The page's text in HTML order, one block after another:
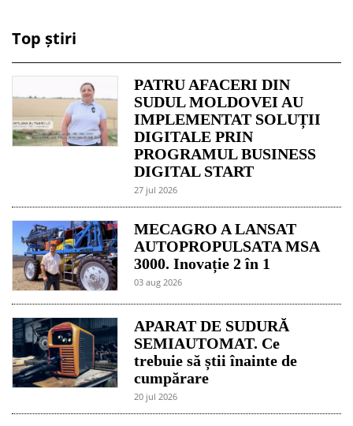
Top știri
PATRU AFACERI DIN
SUDUL MOLDOVEI AU
IMPLEMENTAT SOLUȚII
DIGITALE PRIN
PROGRAMUL BUSINESS
DIGITAL START
27 jul 2026
MECAGRO A LANSAT
AUTOPROPULSATA MSA
3000. Inovație 2 în 1
03 aug 2026
APARAT DE SUDURĂ
SEMIAUTOMAT. Ce
trebuie să știi înainte de
cumpărare
20 jul 2026